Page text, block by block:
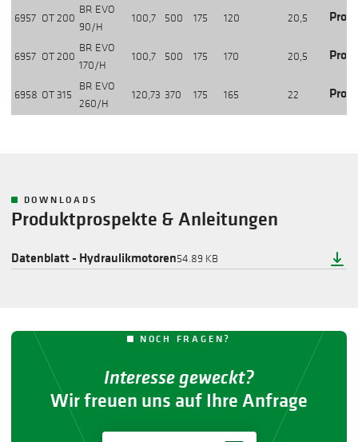
6957 OT 200
BR EVO
90/H
100,7 500 175 120 20,5
6957 OT 200
BR EVO
170/H
100,7 500 175 170 20,5
6958 OT 315
BR EVO
260/H
120,73 370 175 165 22
DOWNLOADS
Produktprospekte & Anleitungen
Datenblatt - Hydraulikmotoren54.89 KB
NOCH FRAGEN?
Interesse geweckt?
Wir freuen uns auf Ihre Anfrage